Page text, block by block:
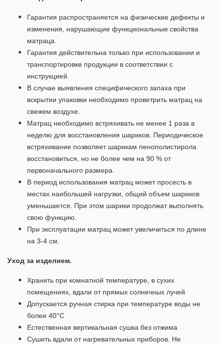
Гарантия распространяется на физические дефекты и
изменения, нарушающие функциональные свойства
матраца.
Гарантия действительна только при использовании и
транспортировке продукции в соответствии с
инструкцией.
В случае выявления специфического запаха при
вскрытии упаковки необходимо проветрить матрац на
свежем воздухе.
Матрац необходимо встряхивать не менее 1 раза в
неделю для восстановления шариков. Периодическое
встряхивание позволяет шарикам пенополистирола
восстановиться, но не более чем на 90 % от
первоначального размера.
В период использования матрац может просесть в
местах наибольшей нагрузки, общий объем шариков
уменьшается. При этом шарики продолжат выполнять
свою функцию.
При эксплуатации матрац может увеличиться по длине
на 3-4 см.
Уход за изделием.
Хранить при комнатной температуре, в сухих
помещениях, вдали от прямых солнечных лучей
Допускается ручная стирка при температуре воды не
более 40°С
Естественная вертикальная сушка без отжима
Сушить вдали от нагревательных приборов. Не